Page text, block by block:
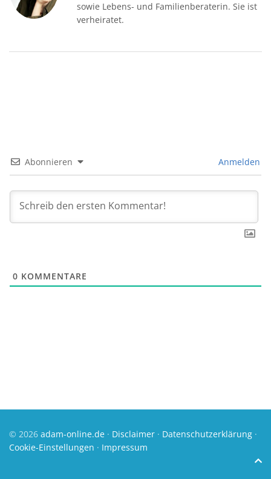
sowie Lebens- und Familienberaterin. Sie ist
verheiratet.
Abonnieren Anmelden
0 KOMMENTARE
© 2026 adam-online.de · Disclaimer · Datenschutzerklärung ·
Cookie-Einstellungen · Impressum